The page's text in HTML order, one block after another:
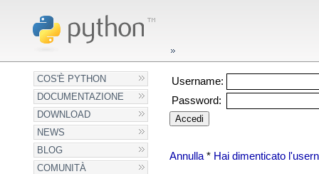
COS'È PYTHON
DOCUMENTAZIONE
DOWNLOAD
NEWS
BLOG
COMUNITÀ
Username:
Password:
Annulla* Hai dimenticato